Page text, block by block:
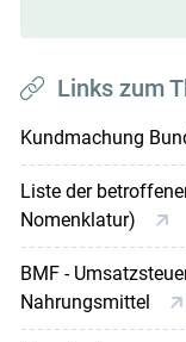
Links zum
Kundmachung
Liste der
Nomenklatur)
BMF -
Nahrungsmittel